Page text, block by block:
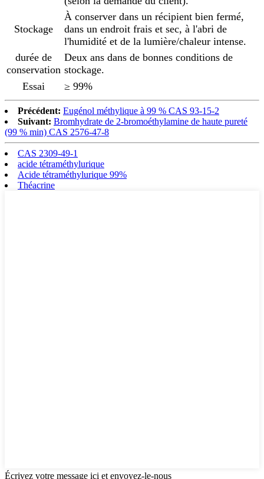
Stockage
À conserver dans un récipient bien fermé,
dans un endroit frais et sec, à l'abri de
l'humidité et de la lumière/chaleur intense.
durée de
conservation
Deux ans dans de bonnes conditions de
stockage.
Essai
≥ 99%
Précédent: Eugénol méthylique à 99 % CAS 93-15-2
Suivant: Bromhydrate de 2-bromoéthylamine de haute pureté
(99 % min) CAS 2576-47-8
CAS 2309-49-1
acide tétraméthylurique
Acide tétraméthylurique 99%
Théacrine
Écrivez votre message ici et envoyez-le-nous